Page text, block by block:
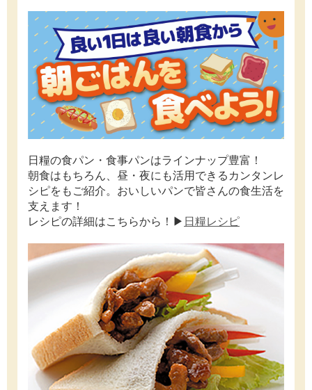
日糧の食パン・食事パンはラインナップ豊富！
朝食はもちろん、昼・夜にも活用できるカンタンレ
シピをもご紹介。おいしいパンで皆さんの食生活を
支えます！
レシピの詳細はこちらから！▶ 日糧レシピ